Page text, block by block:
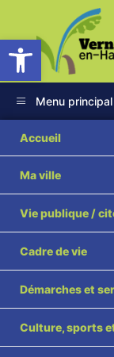
Ouvrir la barre d’outils
Menu principal
Accueil
Ma ville
Vie publique /
Cadre de vie
Démarches et
Culture, sports
Amis
Accueil
Conférence Les